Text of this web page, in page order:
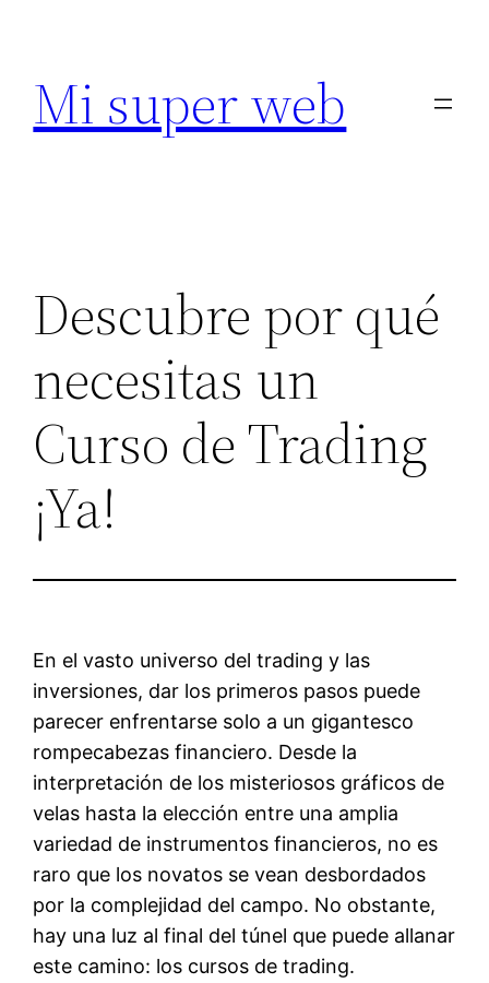
contenido
Mi super web
Descubre por qué
necesitas un
Curso de Trading
¡Ya!
En el vasto universo del trading y las
inversiones, dar los primeros pasos puede
parecer enfrentarse solo a un gigantesco
rompecabezas financiero. Desde la
interpretación de los misteriosos gráficos de
velas hasta la elección entre una amplia
variedad de instrumentos financieros, no es
raro que los novatos se vean desbordados
por la complejidad del campo. No obstante,
hay una luz al final del túnel que puede allanar
este camino: los cursos de trading.